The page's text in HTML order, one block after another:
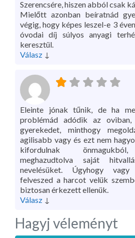
Szerencsére, hiszen abból csak
Mielőtt azonban beíratnád
végig, hogy képes leszel-e 3
óvodai díj súlyos anyagi
keresztül.
Válasz ↓
Eleinte jónak tűnik, de ha
problémád adódik az
gyerekedet, minthogy
agilisabb vagy és ezt nem
kifordulnak önmagukból,
meghazudtolva saját
nevelésüket. Úgyhogy
felveszed a harcot velük
biztosan érkezett ellenük.
Válasz ↓
Hagyj véleményt